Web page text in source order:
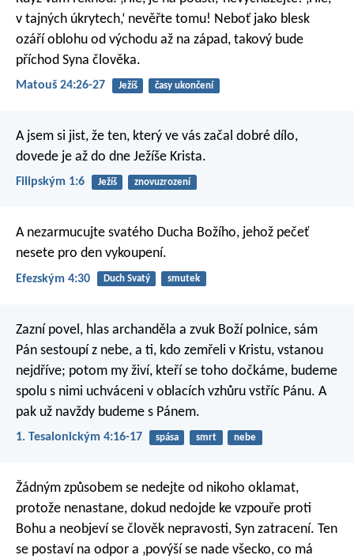
v tajných úkrytech,‘ nevěřte tomu! Neboť jako blesk
ozáří oblohu od východu až na západ, takový bude
příchod Syna člověka.
Matouš 24:26-27 Ježíš časy ukončení
A jsem si jist, že ten, který ve vás začal dobré dílo,
dovede je až do dne Ježíše Krista.
Filipským 1:6 Ježíš znovuzrození
A nezarmucujte svatého Ducha Božího, jehož pečeť
nesete pro den vykoupení.
Efezským 4:30 Duch Svatý smutek
Zazní povel, hlas archanděla a zvuk Boží polnice, sám
Pán sestoupí z nebe, a ti, kdo zemřeli v Kristu, vstanou
nejdříve; potom my živí, kteří se toho dočkáme, budeme
spolu s nimi uchváceni v oblacích vzhůru vstříc Pánu. A
pak už navždy budeme s Pánem.
1. Tesalonickým 4:16-17 spása smrt nebe
Žádným způsobem se nedejte od nikoho oklamat,
protože nenastane, dokud nedojde ke vzpouře proti
Bohu a neobjeví se člověk nepravosti, Syn zatracení. Ten
se postaví na odpor a ‚povýší se nade všecko, co má